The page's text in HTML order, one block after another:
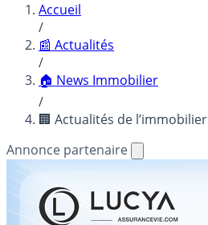
Accueil
/
📰 Actualités
/
🏠 News Immobilier
/
🏢 Actualités de l’immobilier
Annonce partenaire